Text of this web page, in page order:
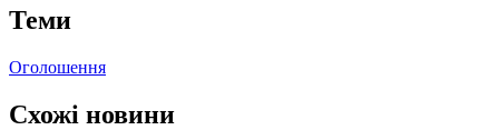
Теми
Оголошення
Схожі новини